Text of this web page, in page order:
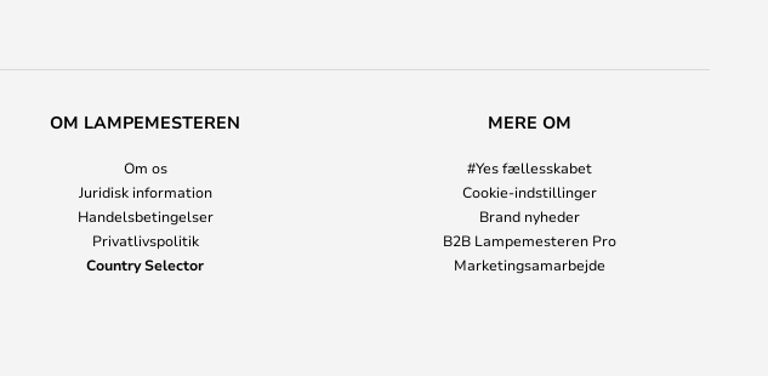
OM LAMPEMESTEREN
Om os
Juridisk information
Handelsbetingelser
Privatlivspolitik
Country Selector
MERE OM
#Yes fællesskabet
Cookie-indstillinger
Brand nyheder
B2B Lampemesteren Pro
Marketingsamarbejde